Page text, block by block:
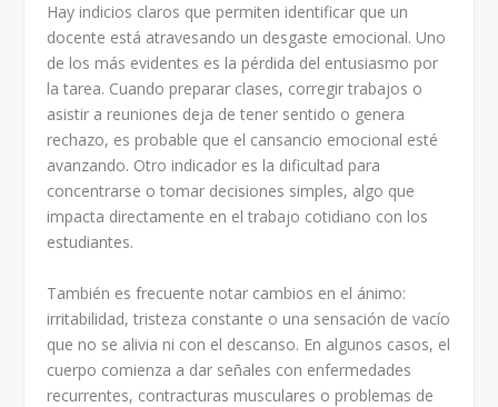
Hay indicios claros que permiten identificar que un
docente está atravesando un desgaste emocional. Uno
de los más evidentes es la pérdida del entusiasmo por
la tarea. Cuando preparar clases, corregir trabajos o
asistir a reuniones deja de tener sentido o genera
rechazo, es probable que el cansancio emocional esté
avanzando. Otro indicador es la dificultad para
concentrarse o tomar decisiones simples, algo que
impacta directamente en el trabajo cotidiano con los
estudiantes.
También es frecuente notar cambios en el ánimo:
irritabilidad, tristeza constante o una sensación de vacío
que no se alivia ni con el descanso. En algunos casos, el
cuerpo comienza a dar señales con enfermedades
recurrentes, contracturas musculares o problemas de